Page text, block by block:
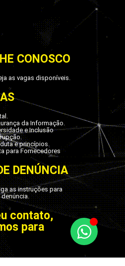
CONOSCO
as vagas disponíveis.
da Informação.
e Inclusão
e princípios.
para Fornecedores
DENÚNCIA
as instruções para
contato,
para